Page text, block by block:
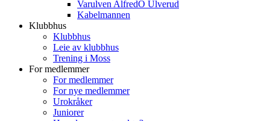
Varulven AlfredO Ulverud
Kabelmannen
Klubbhus
Klubbhus
Leie av klubbhus
Trening i Moss
For medlemmer
For medlemmer
For nye medlemmer
Urokråker
Juniorer